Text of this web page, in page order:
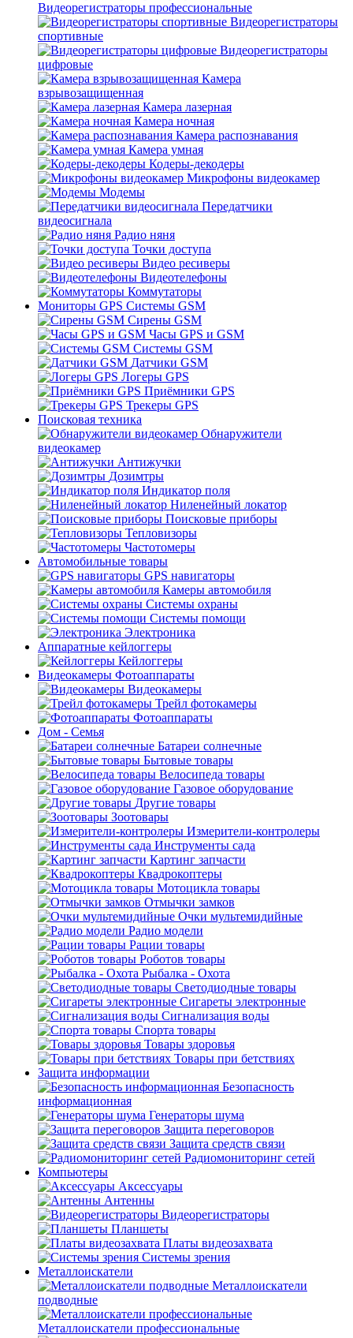
Видеорегистраторы профессиональные
Видеорегистраторы
спортивные
Видеорегистраторы
цифровые
Камера
взрывозащищенная
Камера лазерная
Камера ночная
Камера распознавания
Камера умная
Кодеры-декодеры
Микрофоны видеокамер
Модемы
Передатчики
видеосигнала
Радио няня
Точки доступа
Видео ресиверы
Видеотелефоны
Коммутаторы
Мониторы GPS Системы GSM
Сирены GSM
Часы GPS и GSM
Системы GSM
Датчики GSM
Логеры GPS
Приёмники GPS
Трекеры GPS
Поисковая техника
Обнаружители
видеокамер
Антижучки
Дозимтры
Индикатор поля
Ниленейный локатор
Поисковые приборы
Тепловизоры
Частотомеры
Автомобильные товары
GPS навигаторы
Камеры автомобиля
Системы охраны
Системы помощи
Электроника
Аппаратные кейлоггеры
Кейлоггеры
Видеокамеры Фотоаппараты
Видеокамеры
Трейл фотокамеры
Фотоаппараты
Дом - Семья
Батареи солнечные
Бытовые товары
Велосипеда товары
Газовое оборудование
Другие товары
Зоотовары
Измерители-контролеры
Инструменты сада
Картинг запчасти
Квадрокоптеры
Мотоцикла товары
Отмычки замков
Очки мультемидийные
Радио модели
Рации товары
Роботов товары
Рыбалка - Охота
Светодиодные товары
Сигареты электронные
Сигнализация воды
Спорта товары
Товары здоровья
Товары при бетствиях
Защита информации
Безопасность
информационная
Генераторы шума
Защита переговоров
Защита средств связи
Радиомониторинг сетей
Компьютеры
Аксессуары
Антенны
Видеорегистраторы
Планшеты
Платы видеозахвата
Системы зрения
Металлоискатели
Металлоискатели
подводные
Металлоискатели профессиональные